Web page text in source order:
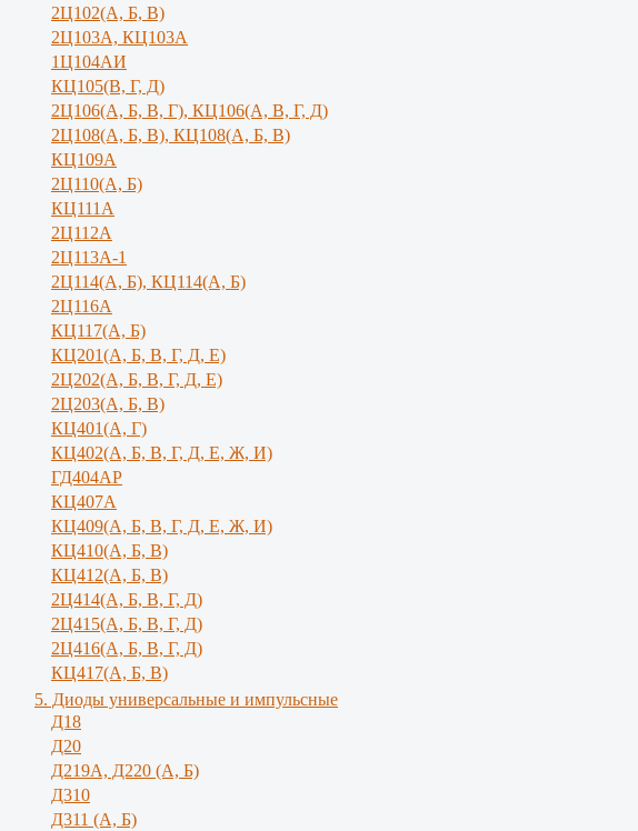
2Ц102(А, Б, В)
2Ц103А, КЦ103А
1Ц104АИ
КЦ105(В, Г, Д)
2Ц106(А, Б, В, Г), КЦ106(А, В, Г, Д)
2Ц108(А, Б, В), КЦ108(А, Б, В)
КЦ109А
2Ц110(А, Б)
КЦ111А
2Ц112А
2Ц113А-1
2Ц114(А, Б), КЦ114(А, Б)
2Ц116А
КЦ117(А, Б)
КЦ201(А, Б, В, Г, Д, Е)
2Ц202(А, Б, В, Г, Д, Е)
2Ц203(А, Б, В)
КЦ401(А, Г)
КЦ402(А, Б, В, Г, Д, Е, Ж, И)
ГД404АР
КЦ407А
КЦ409(А, Б, В, Г, Д, Е, Ж, И)
КЦ410(А, Б, В)
КЦ412(А, Б, В)
2Ц414(А, Б, В, Г, Д)
2Ц415(А, Б, В, Г, Д)
2Ц416(А, Б, В, Г, Д)
КЦ417(А, Б, В)
5. Диоды универсальные и импульсные
Д18
Д20
Д219А, Д220 (А, Б)
Д310
Д311 (А, Б)